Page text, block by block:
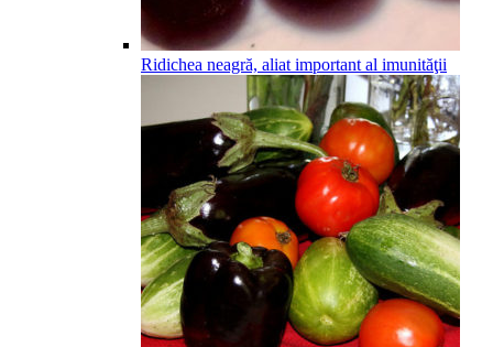
Ridichea neagră, aliat important al imunităţii